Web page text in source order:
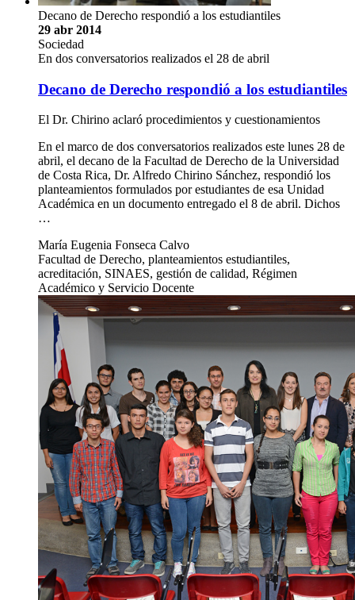
Decano de Derecho respondió a los estudiantiles
29 abr 2014
Sociedad
En dos conversatorios realizados el 28 de abril
Decano de Derecho respondió a los estudiantiles
El Dr. Chirino aclaró procedimientos y cuestionamientos
En el marco de dos conversatorios realizados este lunes 28 de
abril, el decano de la Facultad de Derecho de la Universidad
de Costa Rica, Dr. Alfredo Chirino Sánchez, respondió los
planteamientos formulados por estudiantes de esa Unidad
Académica en un documento entregado el 8 de abril. Dichos
…
María Eugenia Fonseca Calvo
Facultad de Derecho, planteamientos estudiantiles,
acreditación, SINAES, gestión de calidad, Régimen
Académico y Servicio Docente